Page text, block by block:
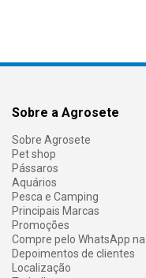
Sobre a Agrosete
Sobre Agrosete
Pet shop
Pássaros
Aquários
Pesca e Camping
Principais Marcas
Promoções
Compre pelo WhatsApp
Depoimentos de clientes
Localização